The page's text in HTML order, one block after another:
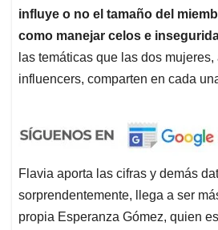
influye o no el tamaño del
como manejar celos e
las temáticas que las dos
influencers, comparten en cada
Flavia aporta las cifras y demás
sorprendentemente, llega a ser
propia Esperanza Gómez, quien